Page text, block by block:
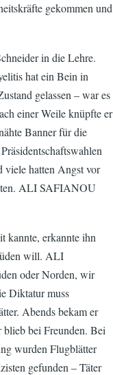
gekommen und
in die Lehre.
hat ein Bein in
gelassen – war es
einer Weile knüpfte er
Banner für die
viele hatten Angst vor
ALI SAFIANOU
kannte, erkannte ihn
will. ALI
oder Norden, wir
Diktatur muss
Abends bekam er
blieb bei Freunden. Bei
wurden Flugblätter
gefunden – Täter